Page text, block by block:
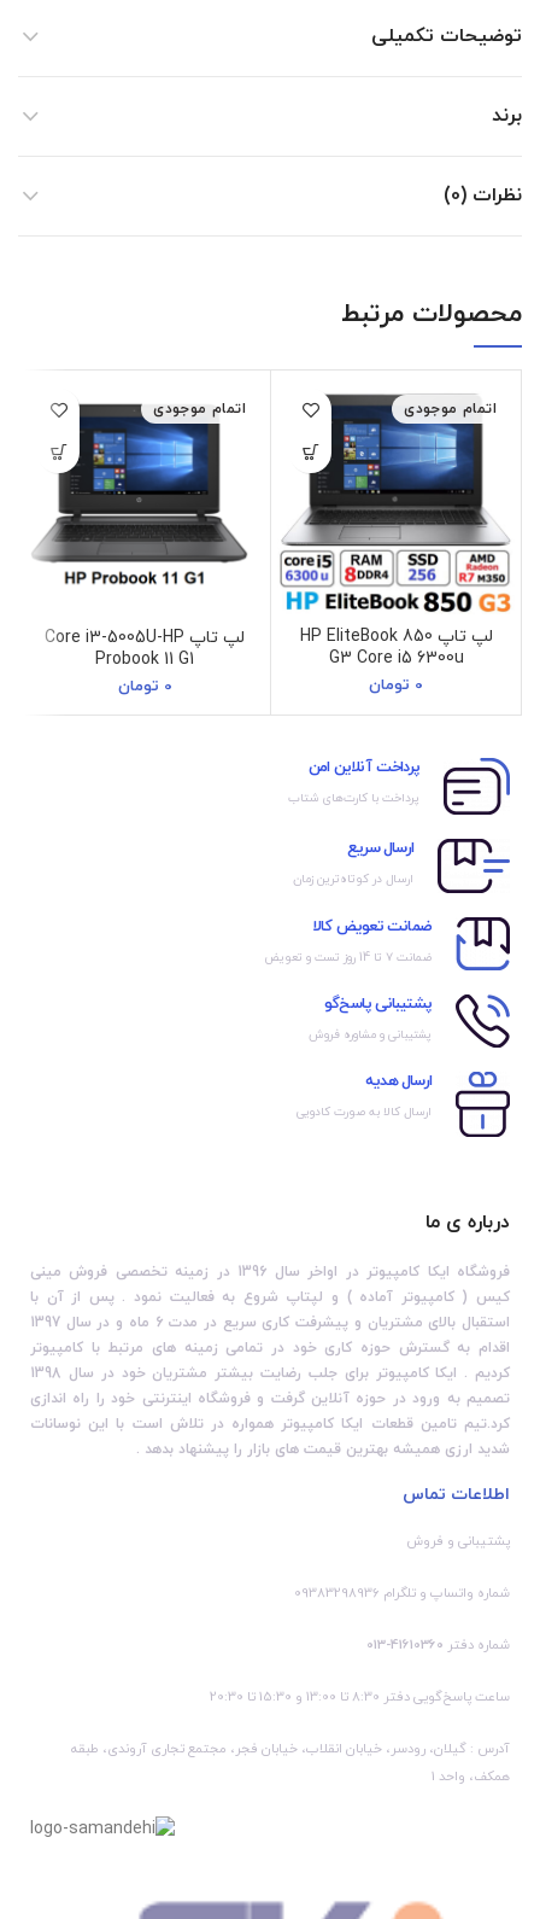
توضیحات تکمیلی
برند
نظرات (0)
محصولات مرتبط
اتمام موجودی
لپ تاپ HP EliteBook 850
G3 Core i5 6300u
0 تومان
اتمام موجودی
لپ تاپ Core i3-5005U-HP
Probook 11 G1
0 تومان
پرداخت آنلاین امن
پرداخت با کارت‌های شتاب
ارسال سریع
ارسال در کوتاه‌ترین زمان
ضمانت تعویض کالا
ضمانت ۷ تا 14 روز تست و تعویض
پشتیبانی پاسخ‌گو
پشتیبانی و مشاوره فروش
ارسال هدیه
ارسال کالا به صورت کادویی
درباره ی ما
فروشگاه ایکا کامپیوتر در اواخر سال 1396 در زمینه تخصصی فروش مینی
کیس ( کامپیوتر آماده ) و لپتاپ شروع به فعالیت نمود . پس از آن با
استقبال بالای مشتریان و پیشرفت کاری سریع در مدت 6 ماه و در سال 1397
اقدام به گسترش حوزه کاری خود در تمامی زمینه های مرتبط با کامپیوتر
کردیم . ایکا کامپیوتر برای جلب رضایت بیشتر مشتریان خود در سال 1398
تصمیم به ورود در حوزه آنلاین گرفت و فروشگاه اینترنتی خود را راه اندازی
کرد.تیم تامین قطعات ایکا کامپیوتر همواره در تلاش است با این نوسانات
شدید ارزی همیشه بهترین قیمت های بازار را پیشنهاد بدهد .
اطلاعات تماس
پشتیبانی و فروش
شماره واتساپ و تلگرام 09383298936
شماره دفتر 41610360-013
ساعت پاسخ‌گویی دفتر 8:30 تا 13:00 و 15:30 تا 20:30
آدرس : گیلان، رودسر، خیابان انقلاب، خیابان فجر، مجتمع تجاری آروندی، طبقه
همکف، واحد 1